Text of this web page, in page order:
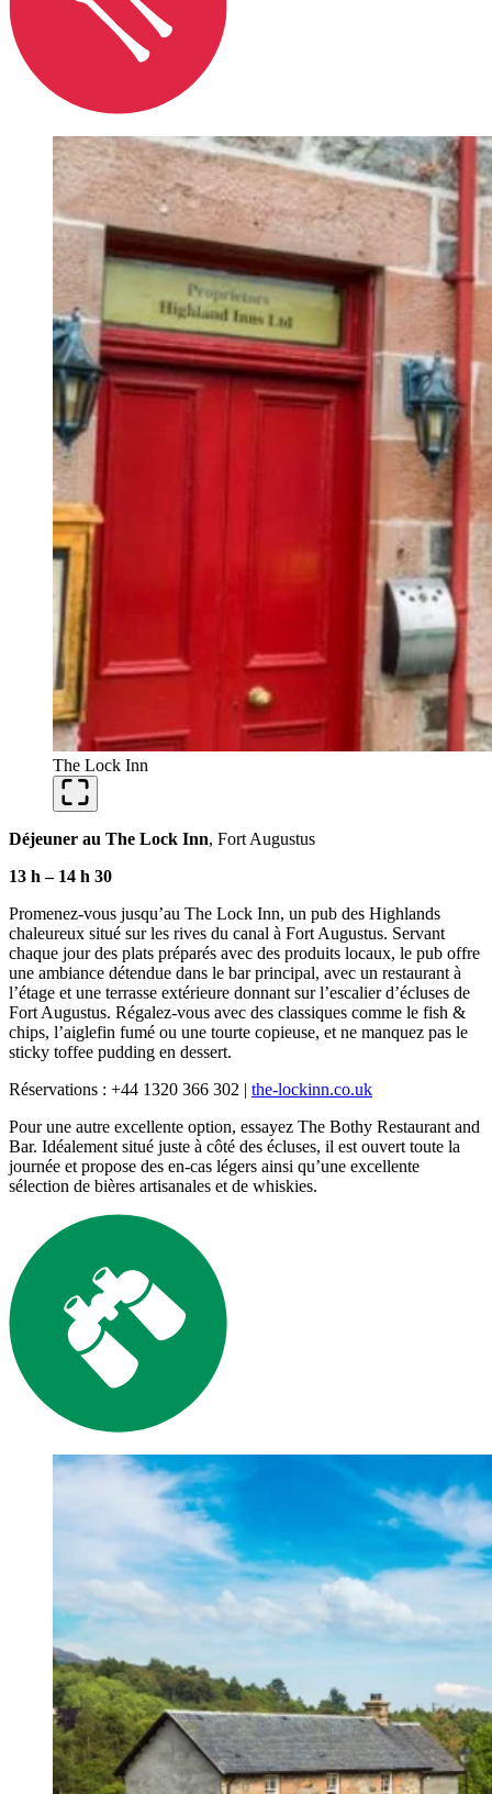
The Lock Inn
Déjeuner au The Lock Inn, Fort Augustus
13 h– 14 h 30
Promenez-vous jusqu’au The Lock Inn, un pub des Highlands
chaleureux situé sur les rives du canal à Fort Augustus. Servant
chaque jour des plats préparés avec des produits locaux, le pub offre
une ambiance détendue dans le bar principal, avec un restaurant à
l’étage et une terrasse extérieure donnant sur l’escalier d’écluses de
Fort Augustus. Régalez-vous avec des classiques comme le fish &
chips, l’aiglefin fumé ou une tourte copieuse, et ne manquez pas le
sticky toffee pudding en dessert.
Réservations : +44 1320 366 302 | the-lockinn.co.uk
Pour une autre excellente option, essayez The Bothy Restaurant and
Bar. Idéalement situé juste à côté des écluses, il est ouvert toute la
journée et propose des en-cas légers ainsi qu’une excellente
sélection de bières artisanales et de whiskies.